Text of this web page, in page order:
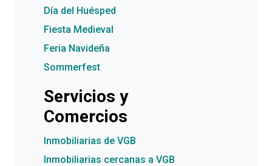
Día del Huésped
Fiesta Medieval
Feria Navideña
Sommerfest
Servicios y
Comercios
Inmobiliarias de VGB
Inmobiliarias cercanas a VGB